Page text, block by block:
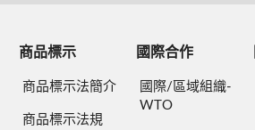
商品標示
商品標示法簡介
商品標示法規
國際合作
國際/區域組織-
WTO